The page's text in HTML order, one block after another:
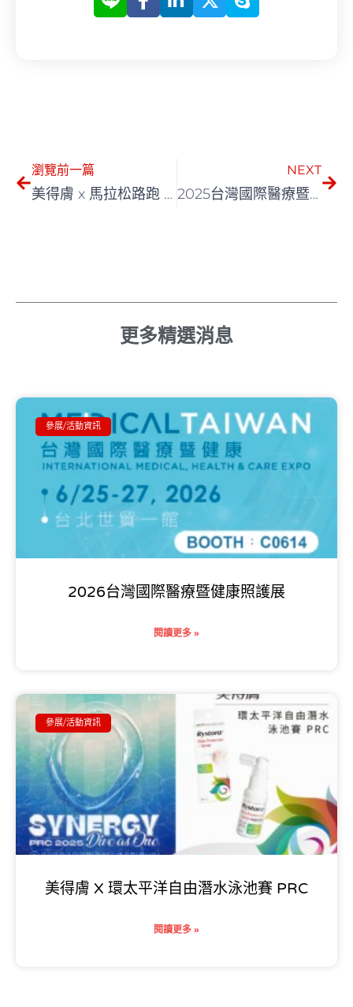
瀏覽前一篇
美得膚 x 馬拉松路跑 – 跑者的心聲
NEXT
2025台灣國際醫療暨健康照護展
更多精選消息
參展/活動資訊
2026台灣國際醫療暨健康照護展
閱讀更多 »
參展/活動資訊
美得膚 X 環太平洋自由潛水泳池賽 PRC
閱讀更多 »